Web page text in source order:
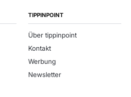
TIPPINPOINT
Über tippinpoint
Kontakt
Werbung
Newsletter